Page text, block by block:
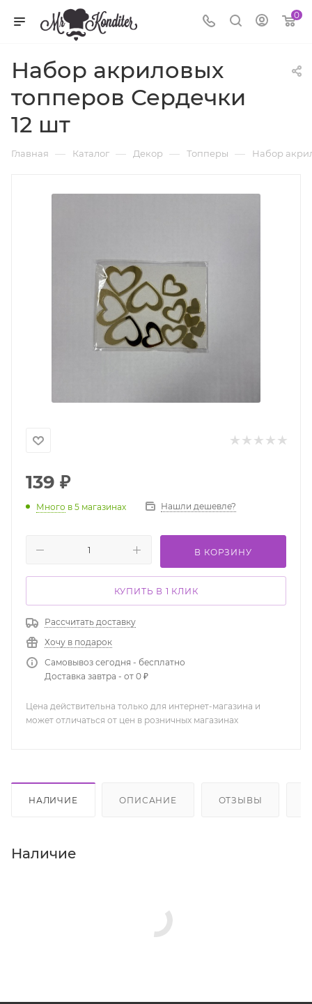
0
Набор акриловых
топперов Сердечки
12 шт
Главная — Каталог — Декор — Топперы — Набор
139 ₽
Много в 5 магазинах Нашли дешевле?
В КОРЗИНУ
КУПИТЬ В 1 КЛИК
Рассчитать доставку
Хочу в подарок
Самовывоз сегодня - бесплатно
Доставка завтра - от 0 ₽
Цена действительна только для интернет-магазина и
может отличаться от цен в розничных магазинах
НАЛИЧИЕ ОПИСАНИЕ ОТЗЫВЫ
Наличие